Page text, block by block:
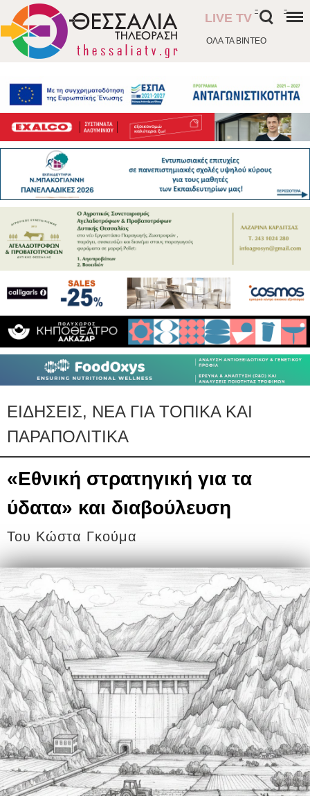
ΟΛΑ ΤΑ ΒΙΝΤΕΟ
LIVE TV
- -
ΕΙΔΗΣΕΙΣ, ΝΕΑ ΓΙΑ ΤΟΠΙΚΑ ΚΑΙ
ΠΑΡΑΠΟΛΙΤΙΚΑ
«Εθνική στρατηγική για τα
ύδατα» και διαβούλευση
Του Κώστα Γκούμα